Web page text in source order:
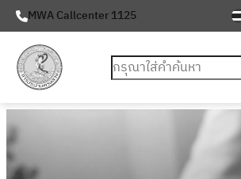
MWA Callcenter 1125
ค้นหา